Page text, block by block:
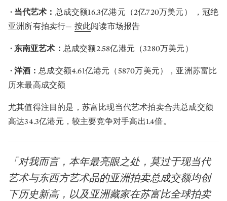
· 当代艺术： 总成交额16.3亿港元（2亿720万美元） ，冠绝
亚洲所有拍卖行— 按此阅读市场报告
· 东南亚艺术： 总成交额2.58亿港元（3280万美元）
· 洋酒：总成交额4.61亿港元（5870万美元），亚洲苏富比
历来最高成交额
尤其值得注目的是，苏富比现当代艺术拍卖合共总成交额
高达34.3亿港元，较主要竞争对手高出1.4倍。
「对我而言，本年最亮眼之处，莫过于现当代
艺术与东西方艺术品的亚洲拍卖总成交额均创
下历史新高，以及亚洲藏家在苏富比全球拍卖